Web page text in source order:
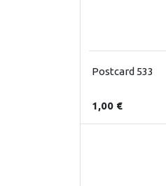
Postcard 533
1,00 €